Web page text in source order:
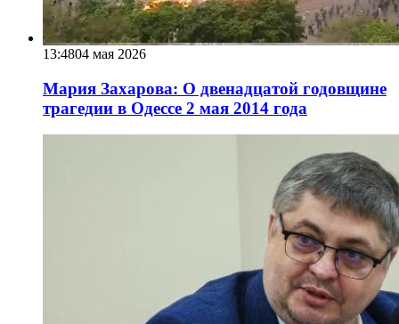
13:4804 мая 2026
Мария Захарова: О двенадцатой годовщине
трагедии в Одессе 2 мая 2014 года